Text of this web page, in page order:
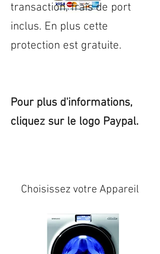
transaction, frais de port
inclus. En plus cette
protection est gratuite.
Pour plus d'informations,
cliquez sur le logo Paypal.
Choisissez votre Appareil